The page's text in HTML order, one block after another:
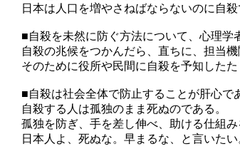
日本は人口を増やさねばならないのに自
■自殺を未然に防ぐ方法について、心理学
自殺の兆候をつかんだら、直ちに、担当機
そのために役所や民間に自殺を予知した
■自殺は社会全体で防止することが肝心で
自殺する人は孤独のまま死ぬのである。
孤独を防ぎ、手を差し伸べ、助ける仕組み
日本人よ、死ぬな。早まるな、と言いたい